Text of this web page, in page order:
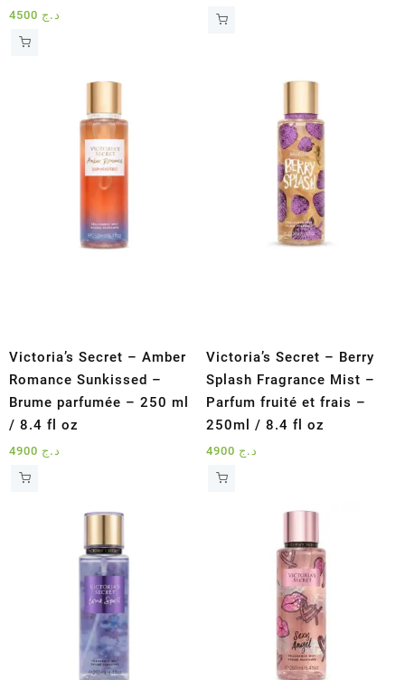
د.ج
Victoria’s Secret – Amber
Romance Sunkissed –
Brume parfumée – 250 ml
/ 8.4 fl oz
د.ج
Victoria’s Secret – Berry
Splash Fragrance Mist –
Parfum fruité et frais –
250ml / 8.4 fl oz
د.ج